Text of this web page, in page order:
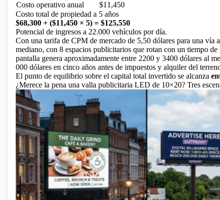
Costo operativo anual
$11,450
Costo total de propiedad a 5 años
$68,300 + ($11,450 × 5) = $125,550
Potencial de ingresos a 22.000 vehículos por día.
Con una tarifa de CPM de mercado de 5,50 dólares para una vía
mediano, con 8 espacios publicitarios que rotan con un tiempo
pantalla genera aproximadamente entre 2200 y 3400 dólares al
000 dólares en cinco años antes de impuestos y alquiler del
El punto de equilibrio sobre el capital total invertido se alcanza
¿Merece la pena una valla publicitaria LED de 10×20? Tres